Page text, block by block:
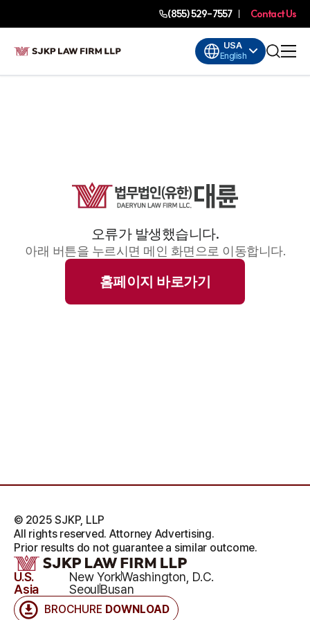
(855) 529-7557 Contact Us
USA
English
오류가 발생했습니다.
아래 버튼을 누르시면 메인 화면으로 이동합니다.
홈페이지 바로가기
BROCHURE DOWNLOAD
U.S. New YorkWashington, D.C.
Asia
SeoulBusan
© 2025 SJKP, LLP
All rights reserved. Attorney Advertising.
Prior results do not guarantee a similar outcome.